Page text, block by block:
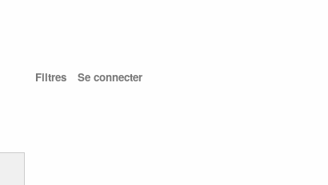
Filtres Se connecter